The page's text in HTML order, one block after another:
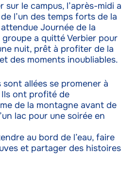
sur le campus, l’après-midi a
l’un des temps forts de la
Journée de la
groupe a quitté Verbier pour
nuit, prêt à profiter de la
des moments inoubliables.
sont allées se promener à
ont profité de
de la montagne avant de
lac pour une soirée en
au bord de l’eau, faire
et partager des histoires